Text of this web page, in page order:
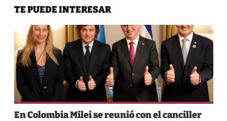
TE PUEDE INTERESAR
En Colombia Milei se reunió con el canciller